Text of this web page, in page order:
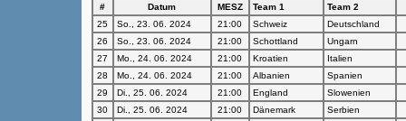
#
Datum MESZ Team 1
Team 2
25
So., 23. 06. 2024 21:00 Schweiz
Deutschland
26
So., 23. 06. 2024 21:00 Schottland
Ungarn
27
Mo., 24. 06. 2024 21:00 Kroatien
Italien
28
Mo., 24. 06. 2024 21:00 Albanien
Spanien
29
Di., 25. 06. 2024 21:00 England
Slowenien
30
Di., 25. 06. 2024 21:00 Dänemark
Serbien